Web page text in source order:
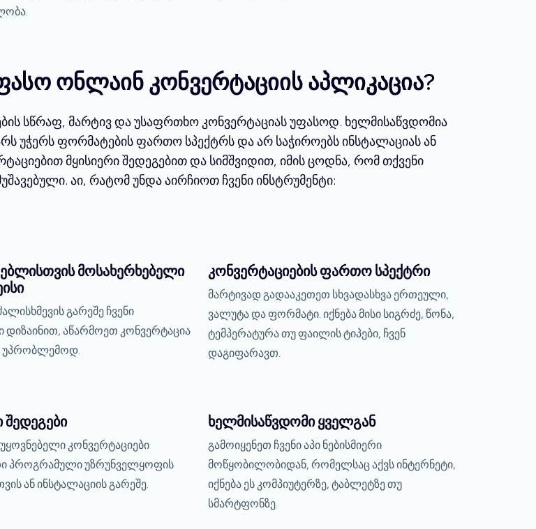
ონლაინ კონვერტაციის აპლიკაცია?
სწრაფ, მარტივ და უსაფრთხო კონვერტაციას უფასოდ. ხელმისაწვდომია
უჭერს ფორმატების ფართო სპექტრს და არ საჭიროებს ინსტალაციას ან
მყისიერი შედეგებით და სიმშვიდით, იმის ცოდნა, რომ თქვენი
აი, რატომ უნდა აირჩიოთ ჩვენი ინსტრუმენტი:
მოსახერხებელი
გარეშე ჩვენი
დიზაინით, აწარმოეთ კონვერტაცია
უპრობლემოდ.
კონვერტაციების ფართო სპექტრი
მარტივად გადააკეთეთ სხვადასხვა ერთეული,
ვალუტა და ფორმატი. იქნება მისი სიგრძე, წონა,
ტემპერატურა თუ ფაილის ტიპები, ჩვენ
დაგიფარავთ.
შედეგები
კონვერტაციები
პროგრამული უზრუნველყოფის
ან ინსტალაციის გარეშე.
ხელმისაწვდომი ყველგან
გამოიყენეთ ჩვენი აპი ნებისმიერი
მოწყობილობიდან, რომელსაც აქვს ინტერნეტი,
იქნება ეს კომპიუტერზე, ტაბლეტზე თუ
სმარტფონზე.